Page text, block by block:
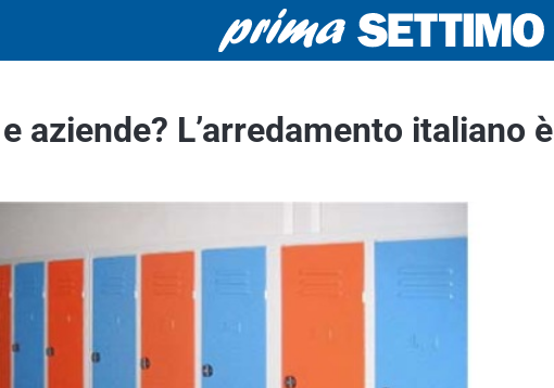
aziende? L’arredamento italiano è